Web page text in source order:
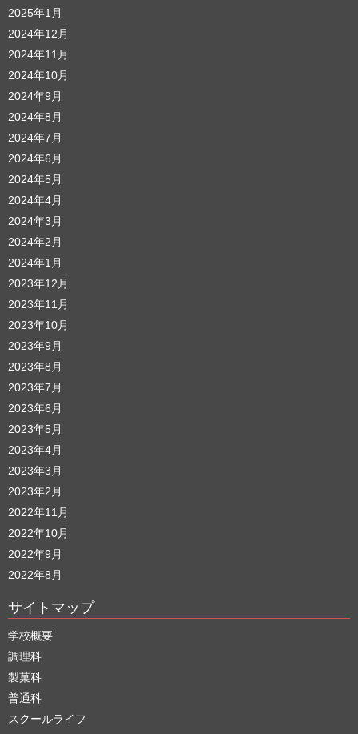
2025年1月
2024年12月
2024年11月
2024年10月
2024年9月
2024年8月
2024年7月
2024年6月
2024年5月
2024年4月
2024年3月
2024年2月
2024年1月
2023年12月
2023年11月
2023年10月
2023年9月
2023年8月
2023年7月
2023年6月
2023年5月
2023年4月
2023年3月
2023年2月
2022年11月
2022年10月
2022年9月
2022年8月
サイトマップ
学校概要
調理科
製菓科
普通科
スクールライフ